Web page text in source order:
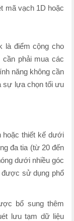
mã vạch 1D hoặc
là điểm cộng cho
phải mua các
năng không cần
sự lựa chọn tối ưu
hoặc thiết kế dưới
đa tia (từ 20 đến
dưới nhiều góc
được sử dụng phổ
bổ sung thêm
lưu tạm dữ liệu